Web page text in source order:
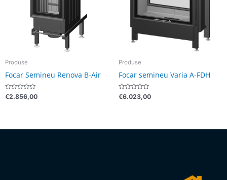
Produse
Focar Semineu Renova B-Air
Evaluat
la
€2.856,00
Produse
Focar semineu Varia A-FDH
Evaluat
la
€6.023,00